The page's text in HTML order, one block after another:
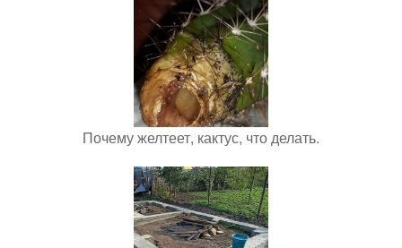
Почему желтеет, кактус, что делать.